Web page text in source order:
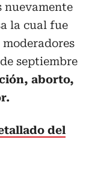
nuevamente
la cual fue
septiembre
aborto,
del